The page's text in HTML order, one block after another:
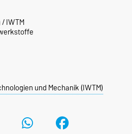
IWTM
und Mechanik (IWTM)